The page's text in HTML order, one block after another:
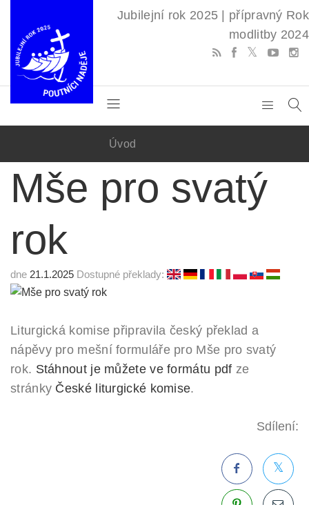
Jubilejní rok 2025 | přípravný Rok
modlitby 2024
Úvod
Mše pro svatý
rok
dne 21.1.2025 Dostupné překlady:
Liturgická komise připravila český překlad a
nápěvy pro mešní formuláře pro Mše pro svatý
rok. Stáhnout je můžete ve formátu pdf ze
stránky České liturgické komise.
Sdílení: